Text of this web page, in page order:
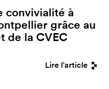
convivialité à
grâce au
de la CVEC
Lire l'article